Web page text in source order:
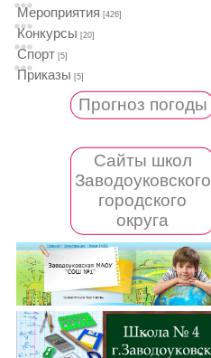
Мероприятия [426]
Конкурсы [20]
Спорт [5]
Приказы [5]
Прогноз погоды
Сайты школ
Заводоуковского
городского
округа